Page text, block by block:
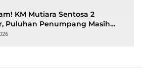
KM Mutiara Sentosa 2
Puluhan Penumpang Masih
Menunggu Evakuasi